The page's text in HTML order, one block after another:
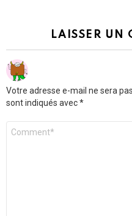
LAISSER UN
Votre adresse e-mail ne sera
sont indiqués avec*